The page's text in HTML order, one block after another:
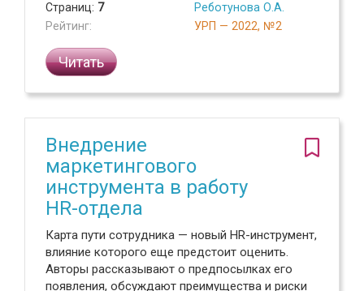
Страниц: 7
Рейтинг:
Реботунова О.А.
УРП — 2022, №2
Читать
Внедрение
маркетингового
инструмента в работу
HR-отдела
Карта пути сотрудника — новый HR-инструмент,
влияние которого еще предстоит оценить.
Авторы рассказывают о предпосылках его
появления, обсуждают преимущества и риски